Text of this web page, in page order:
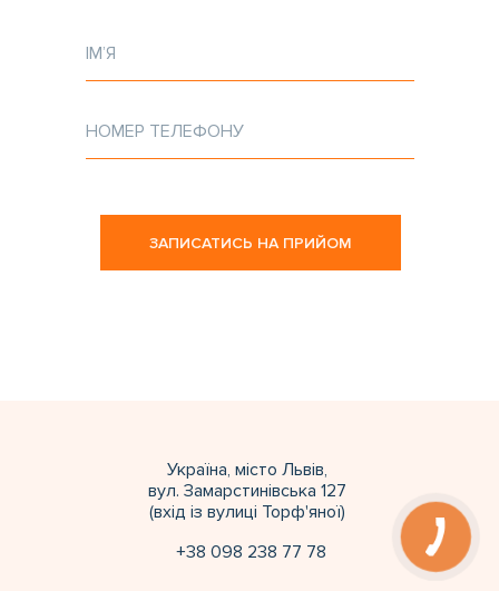
ЗАПИСАТИСЬ НА ПРИЙОМ
+38 098 238 77 78
Україна, місто Львів,
вул. Замарстинівська 127
(вхід із вулиці Торф'яної)